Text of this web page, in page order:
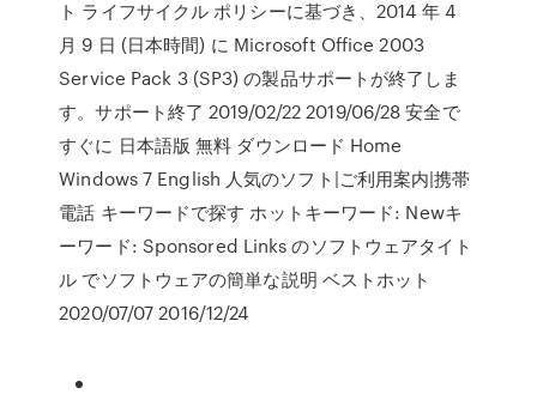
ト ライフサイクル ポリシーに基づき、2014 年 4
月 9 日 (日本時間) に Microsoft Office 2003
Service Pack 3 (SP3) の製品サポートが終了しま
す。サポート終了 2019/02/22 2019/06/28 安全で
すぐに 日本語版 無料 ダウンロード Home
Windows 7 English 人気のソフト|ご利用案内|携帯
電話 キーワードで探す ホットキーワード: Newキ
ーワード: Sponsored Links のソフトウェアタイト
ル でソフトウェアの簡単な説明 ベストホット
2020/07/07 2016/12/24